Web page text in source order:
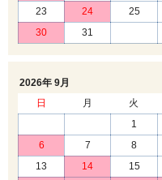
23
24 25
30
31
2026年 9月
日
月 火
1
6
7 8
13
14 15